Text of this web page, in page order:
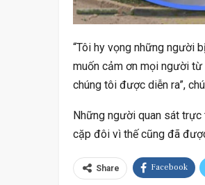
“Tôi hy vọng những người
muốn cảm ơn mọi người
chúng tôi được diễn ra”,
Những người quan sát
cặp đôi vì thế cũng đã
Share Facebook